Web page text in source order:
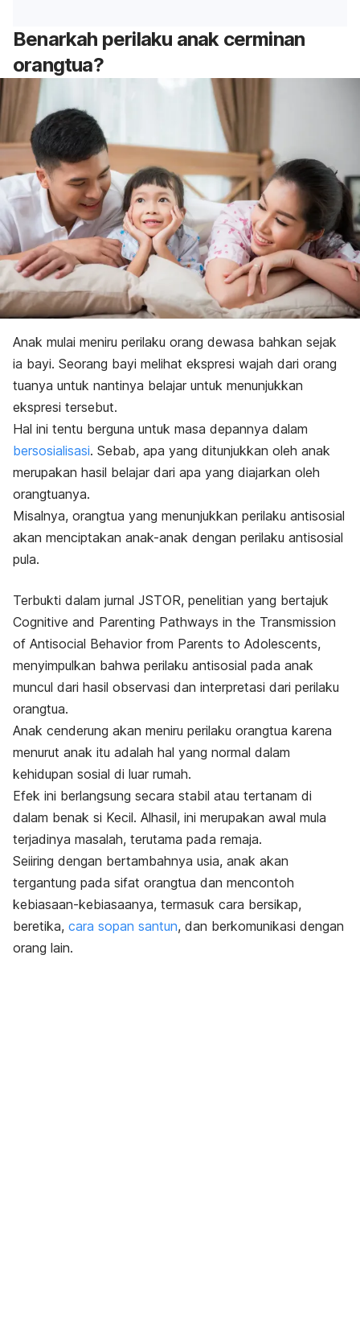
Benarkah perilaku anak cerminan
orangtua?
Anak mulai meniru perilaku orang dewasa bahkan sejak
ia bayi. Seorang bayi melihat ekspresi wajah dari orang
tuanya untuk nantinya belajar untuk menunjukkan
ekspresi tersebut.
Hal ini tentu berguna untuk masa depannya dalam
bersosialisasi. Sebab, apa yang ditunjukkan oleh anak
merupakan hasil belajar dari apa yang diajarkan oleh
orangtuanya.
Misalnya, orangtua yang menunjukkan perilaku antisosial
akan menciptakan anak-anak dengan perilaku antisosial
pula.
Terbukti dalam jurnal JSTOR, penelitian yang bertajuk
Cognitive and Parenting Pathways in the Transmission
of Antisocial Behavior from Parents to Adolescents,
menyimpulkan bahwa perilaku antisosial pada anak
muncul dari hasil observasi dan interpretasi dari perilaku
orangtua.
Anak cenderung akan meniru perilaku orangtua karena
menurut anak itu adalah hal yang normal dalam
kehidupan sosial di luar rumah.
Efek ini berlangsung secara stabil atau tertanam di
dalam benak si Kecil. Alhasil, ini merupakan awal mula
terjadinya masalah, terutama pada remaja.
Seiiring dengan bertambahnya usia, anak akan
tergantung pada sifat orangtua dan mencontoh
kebiasaan-kebiasaanya, termasuk cara bersikap,
beretika, cara sopan santun, dan berkomunikasi dengan
orang lain.